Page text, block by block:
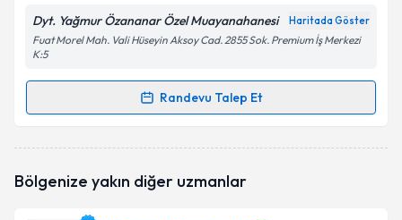
Dyt. Yağmur Özananar Özel Muayanahanesi Haritada Göster
Fuat Morel Mah. Vali Hüseyin Aksoy Cad. 2855 Sok. Premium İş Merkezi
K:5
Randevu Talep Et
Randevu Takvimi Talebi
oluşturun. Size bu uzmandan randevu almanız için bir
Bölgenize yakın diğer uzmanlar